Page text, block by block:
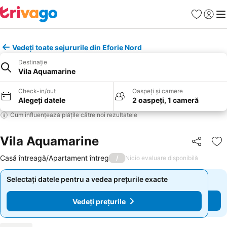
Favorite
Vedeți toate sejururile din Eforie Nord
Destinație
Vila Aquamarine
Check-in/out
Alegeți datele
Oaspeți și camere
2 oaspeți, 1 cameră
Cum influențează plățile către noi rezultatele
Vila Aquamarine Distribuiți
Casă întreagă/Apartament întreg / Nicio evaluare disponibilă
Selectați datele pentru a vedea prețurile exacte
Vedeți prețurile
Selectați datele pentru a vedea prețurile exacte
Vedeți prețurile